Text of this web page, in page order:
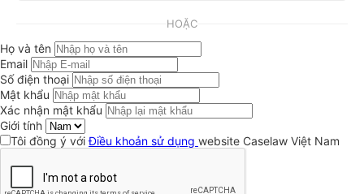
HOẶC
Họ và tên
Email
Số điện thoại
Mật khẩu
Xác nhận mật khẩu
Giới tính
Tôi đồng ý vớiĐiều khoản sử dụng website Caselaw Việt Nam